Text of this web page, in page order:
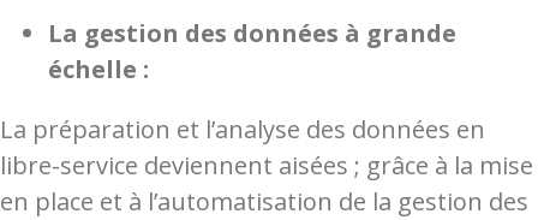
La gestion des données à grande
échelle :
La préparation et l’analyse des données en
libre-service deviennent aisées ; grâce à la mise
en place et à l’automatisation de la gestion des